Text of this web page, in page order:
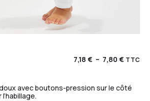
7,18 € – 7,80 € TTC
avec boutons-pression sur le côté